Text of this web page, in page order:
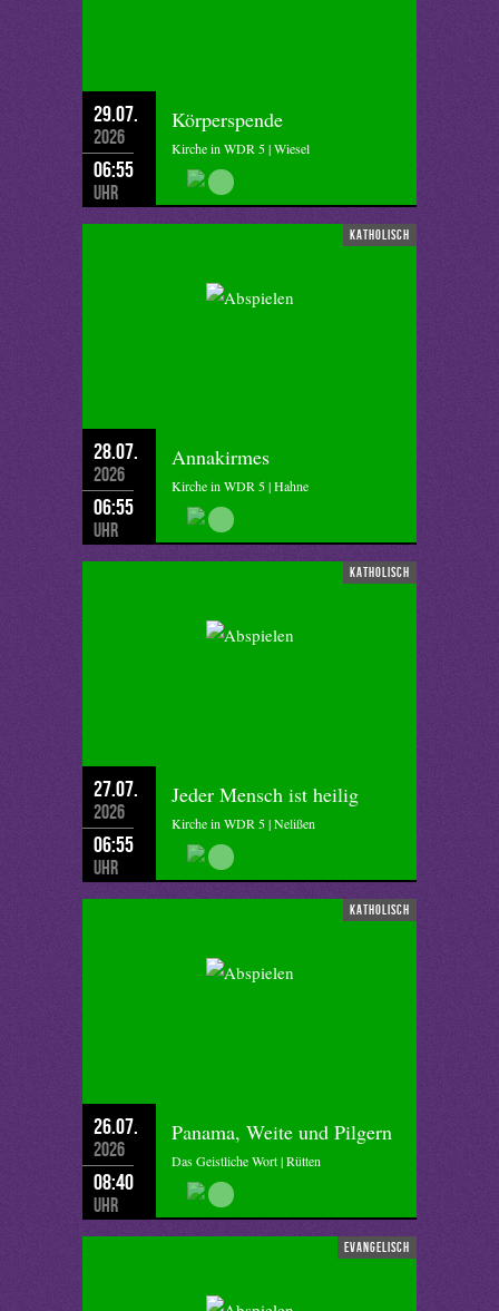
29.07.
2026
06:55
Uhr
Körperspende
Kirche in WDR 5 | Wiesel
katholisch
28.07.
2026
06:55
Uhr
Annakirmes
Kirche in WDR 5 | Hahne
katholisch
27.07.
2026
06:55
Uhr
Jeder Mensch ist heilig
Kirche in WDR 5 | Nelißen
katholisch
26.07.
2026
08:40
Uhr
Panama, Weite und Pilgern
Das Geistliche Wort | Rütten
evangelisch